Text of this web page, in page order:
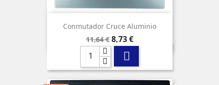
Conmutador Cruce Aluminio
Precio
base
11,64 € Precio
8,73 €
